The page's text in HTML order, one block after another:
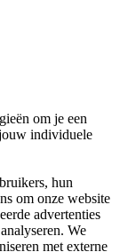
om je een
individuele
hun
om onze website
advertenties
We
met externe